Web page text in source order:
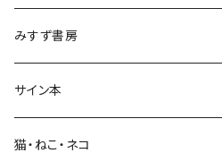
みすず書房
サイン本
猫・ねこ・ネコ